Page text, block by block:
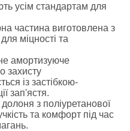
усім стандартам для
частина виготовлена ​​з
міцності та
амортизуюче
захисту
із застібкою-
зап'ястя.
долоня з поліуретанової
та комфорт під час